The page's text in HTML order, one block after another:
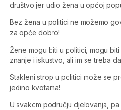
društvo jer udio žena u općoj
Bez žena u politici ne možemo
za opće dobro!
Žene mogu biti u politici, mogu
znanje i iskustvo, ali im se treba
Stakleni strop u politici može se
jedino kvotama!
U svakom području djelovanja,